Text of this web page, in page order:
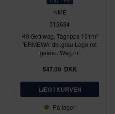
NME
512634
H0 Getr.wag. Tagnpps 101m³
'ERMEWA' dkl.grau Logo rot
geänd. Wag.nr.
547,00 DKK
På lager